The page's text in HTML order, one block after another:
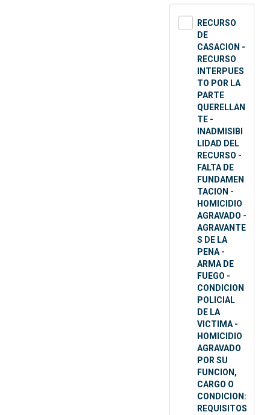
RECURSO
DE
CASACION -
RECURSO
INTERPUES
TO POR LA
PARTE
QUERELLAN
TE -
INADMISIBI
LIDAD DEL
RECURSO -
FALTA DE
FUNDAMEN
TACION -
HOMICIDIO
AGRAVADO -
AGRAVANTE
S DE LA
PENA -
ARMA DE
FUEGO -
CONDICION
POLICIAL
DE LA
VICTIMA -
HOMICIDIO
AGRAVADO
POR SU
FUNCION,
CARGO O
CONDICION:
REQUISITOS